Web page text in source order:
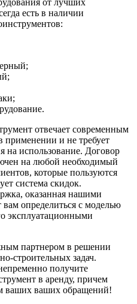
есть в наличии
отвечает современным
применении и не требует
на использование. Договор
на любой необходимый
которые пользуются
система скидок.
оказанная нашими
определиться с моделью
эксплуатационными
партнером в решении
строительных задач.
получите
в аренду, причем
ваших ваших обращений!